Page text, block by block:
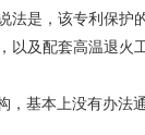
法是，该专利保护
及配套高温退火工
基本上没有办法